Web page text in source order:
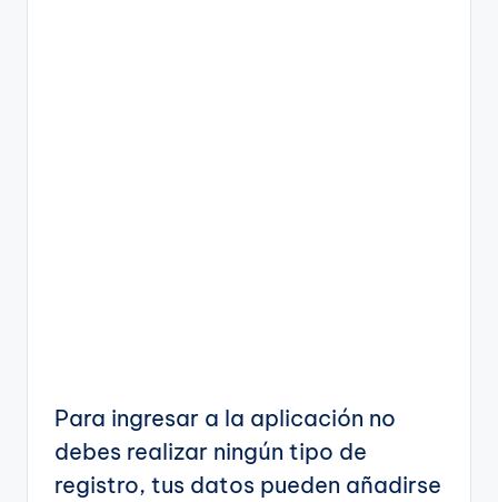
Para ingresar a la aplicación no
debes realizar ningún tipo de
registro, tus datos pueden añadirse